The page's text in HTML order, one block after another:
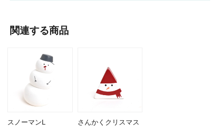
関連する商品
スノーマンL
さんかくクリスマス